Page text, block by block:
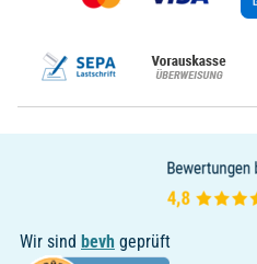
Wir sind bevh geprüft